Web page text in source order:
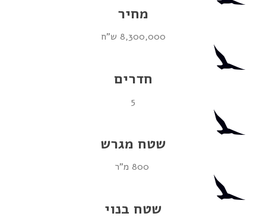
מחיר
8,300,000 ש"ח
חדרים
5
שטח מגרש
שטח בנוי